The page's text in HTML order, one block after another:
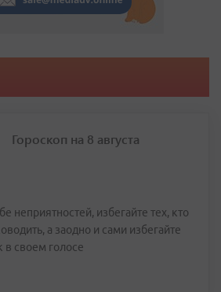
Гороскоп на 8 августа
неприятностей, избегайте тех, кто
а заодно и сами избегайте
в своем голосе